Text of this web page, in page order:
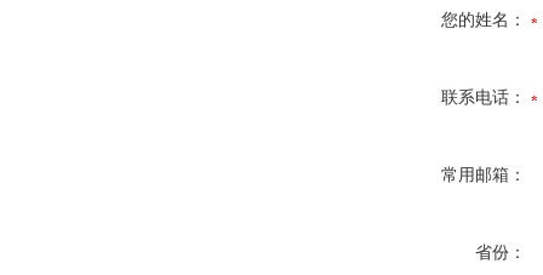
您的姓名：
联系电话：
常用邮箱：
省份：